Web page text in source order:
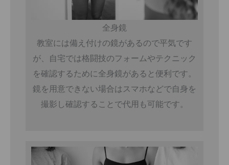
全身鏡
教室には備え付けの鏡があるので平気です
が、自宅では格闘技のフォームやテクニック
を確認するために全身鏡があると便利です。
鏡を用意できない場合はスマホなどで自身を
撮影し確認することで代用も可能です。